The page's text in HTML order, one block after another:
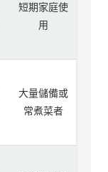
短期家庭使
用
大量儲備或
常煮菜者